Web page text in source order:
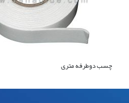
چسب دوطرفه متری